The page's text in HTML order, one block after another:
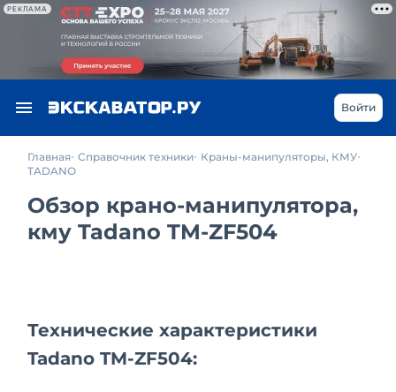
РЕКЛАМА
Войти
Главная Справочник техники Краны-манипуляторы, КМУ
TADANO
Обзор крано-манипулятора,
кму Tadano TM-ZF504
Технические характеристики
Tadano TM-ZF504: